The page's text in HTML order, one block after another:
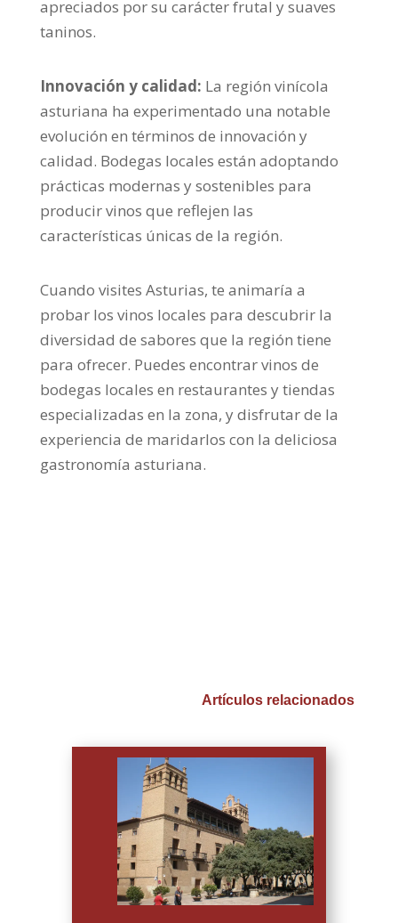
apreciados por su carácter frutal y suaves
taninos.
Innovación y calidad: La región vinícola
asturiana ha experimentado una notable
evolución en términos de innovación y
calidad. Bodegas locales están adoptando
prácticas modernas y sostenibles para
producir vinos que reflejen las
características únicas de la región.
Cuando visites Asturias, te animaría a
probar los vinos locales para descubrir la
diversidad de sabores que la región tiene
para ofrecer. Puedes encontrar vinos de
bodegas locales en restaurantes y tiendas
especializadas en la zona, y disfrutar de la
experiencia de maridarlos con la deliciosa
gastronomía asturiana.
Artículos relacionados